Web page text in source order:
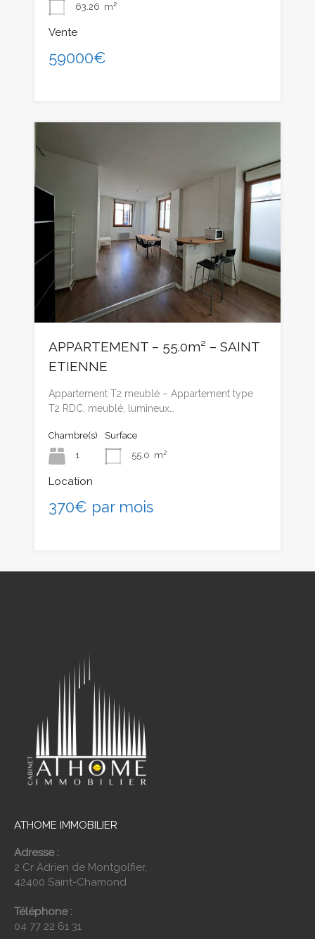
63.26 m²
Vente
59000€
APPARTEMENT – 55.0m² – SAINT
ETIENNE
Appartement T2 meublé – Appartement type
T2 RDC, meublé, lumineux…
Chambre(s)
1
Surface
55.0 m²
Location
370€ par mois
ATHOME IMMOBILIER
Adresse :
2 Cr Adrien de Montgolfier,
42400 Saint-Chamond
Téléphone :
04 77 22 61 31